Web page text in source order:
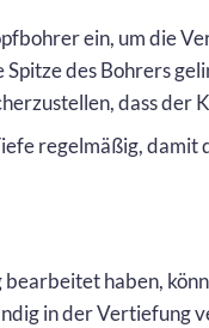
ein, um die
des Bohrers
dass
regelmäßig,
haben,
in der Vertiefung